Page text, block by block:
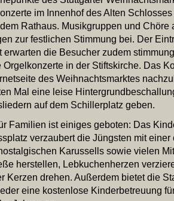
im Innenhof des Alten
Rathaus. Musikgruppen und Chöre
zur festlichen Stimmung bei. Der
erwarten die Besucher zudem
Orgelkonzerte in der Stiftskirche. Das
des Weihnachtsmarktes
Mal eine leise
auf dem Schillerplatz geben.
Familien ist einiges geboten: Das
verzaubert die Jüngsten mit einer
Karussells sowie vielen
herstellen, Lebkuchenherzen
Kerzen drehen. Außerdem bietet die
eine kostenlose Kinderbetreuung